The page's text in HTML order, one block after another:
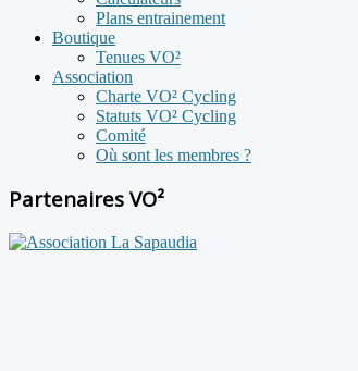
Plans entrainement
Boutique
Tenues VO²
Association
Charte VO² Cycling
Statuts VO² Cycling
Comité
Où sont les membres ?
Partenaires VO²